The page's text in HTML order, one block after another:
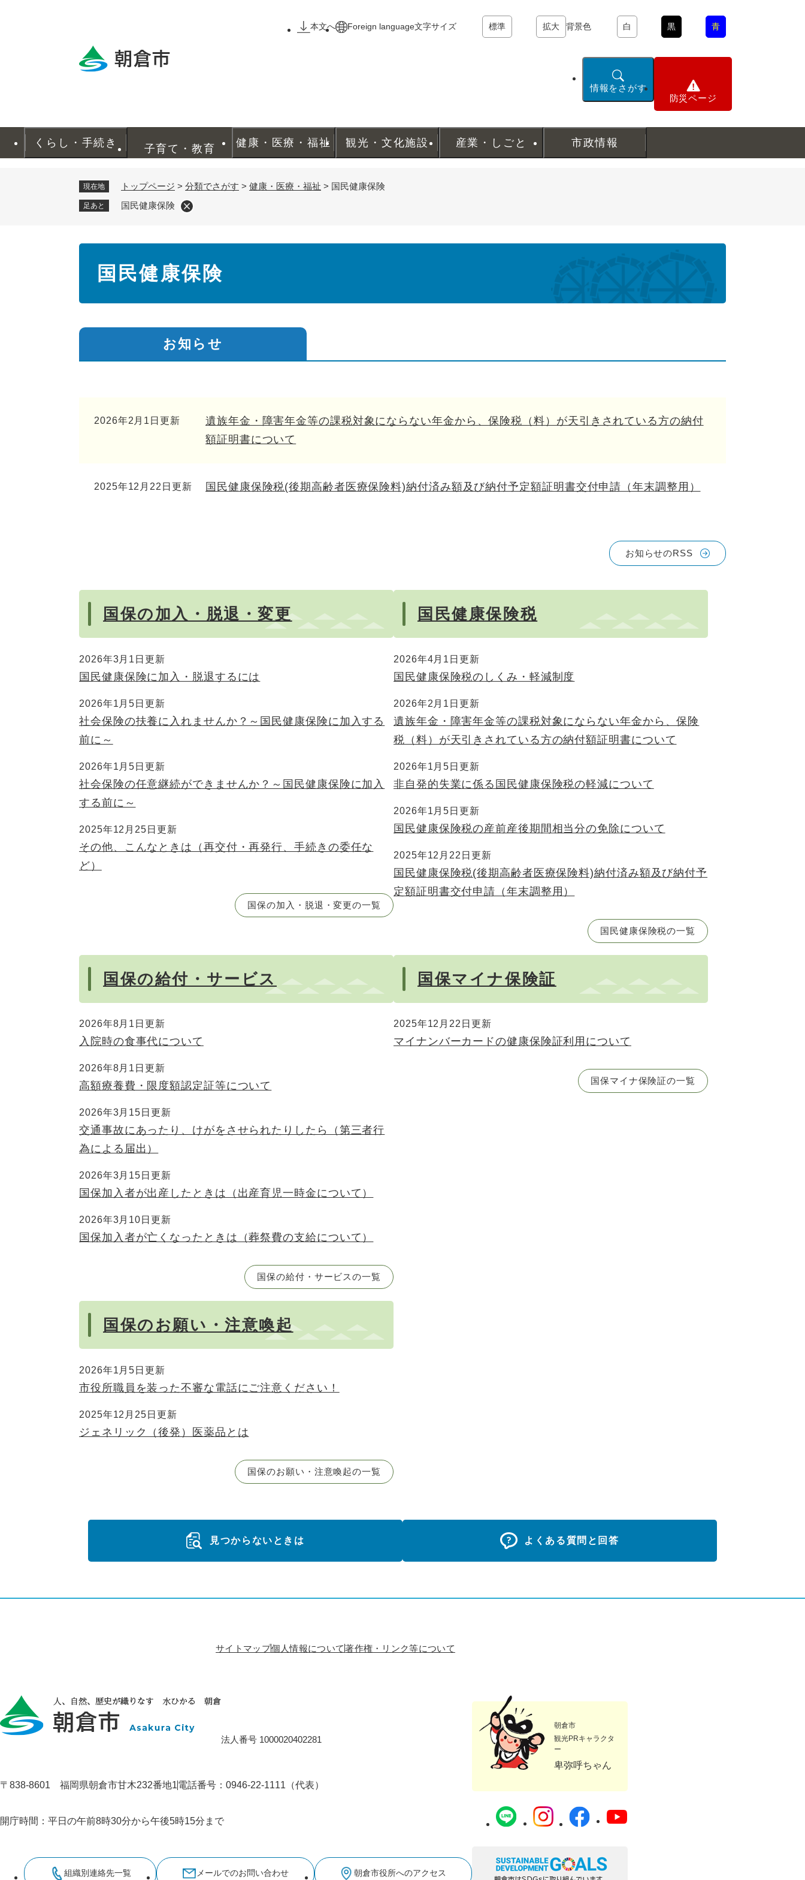
本文へ
Foreign language文字サイズ 標準 拡大 背景色 白 黒 青
情報をさがす
防災ページ
くらし・手続き 子育て・教育 健康・医療・福祉 観光・文化施設 産業・しごと 市政情報
現在地 トップページ > 分類でさがす > 健康・医療・福祉 > 国民健康保険
足あと 国民健康保険
国民健康保険
お知らせ
2026年2月1日更新
遺族年金・障害年金等の課税対象にならない年金から、保険税（料）が天引きされている方の納付
額証明書について
2025年12月22日更新 国民健康保険税(後期高齢者医療保険料)納付済み額及び納付予定額証明書交付申請（年末調整用）
お知らせのRSS
国保の加入・脱退・変更
2026年3月1日更新
国民健康保険に加入・脱退するには
2026年1月5日更新
社会保険の扶養に入れませんか？～国民健康保険に加入する
前に～
2026年1月5日更新
社会保険の任意継続ができませんか？～国民健康保険に加入
する前に～
2025年12月25日更新
その他、こんなときは（再交付・再発行、手続きの委任な
ど）
国保の加入・脱退・変更の一覧
国民健康保険税
2026年4月1日更新
国民健康保険税のしくみ・軽減制度
2026年2月1日更新
遺族年金・障害年金等の課税対象にならない年金から、保険
税（料）が天引きされている方の納付額証明書について
2026年1月5日更新
非自発的失業に係る国民健康保険税の軽減について
2026年1月5日更新
国民健康保険税の産前産後期間相当分の免除について
2025年12月22日更新
国民健康保険税(後期高齢者医療保険料)納付済み額及び納付予
定額証明書交付申請（年末調整用）
国民健康保険税の一覧
国保の給付・サービス
2026年8月1日更新
入院時の食事代について
2026年8月1日更新
高額療養費・限度額認定証等について
2026年3月15日更新
交通事故にあったり、けがをさせられたりしたら（第三者行
為による届出）
2026年3月15日更新
国保加入者が出産したときは（出産育児一時金について）
2026年3月10日更新
国保加入者が亡くなったときは（葬祭費の支給について）
国保の給付・サービスの一覧
国保マイナ保険証
2025年12月22日更新
マイナンバーカードの健康保険証利用について
国保マイナ保険証の一覧
国保のお願い・注意喚起
2026年1月5日更新
市役所職員を装った不審な電話にご注意ください！
2025年12月25日更新
ジェネリック（後発）医薬品とは
国保のお願い・注意喚起の一覧
見つからないときは よくある質問と回答
サイトマップ個人情報について著作権・リンク等について
法人番号 1000020402281
〒838-8601 福岡県朝倉市甘木232番地1電話番号：0946-22-1111（代表）
開庁時間：平日の午前8時30分から午後5時15分まで
組織別連絡先一覧 メールでのお問い合わせ 朝倉市役所へのアクセス
朝倉市
観光PRキャラクタ
ー
卑弥呼ちゃん